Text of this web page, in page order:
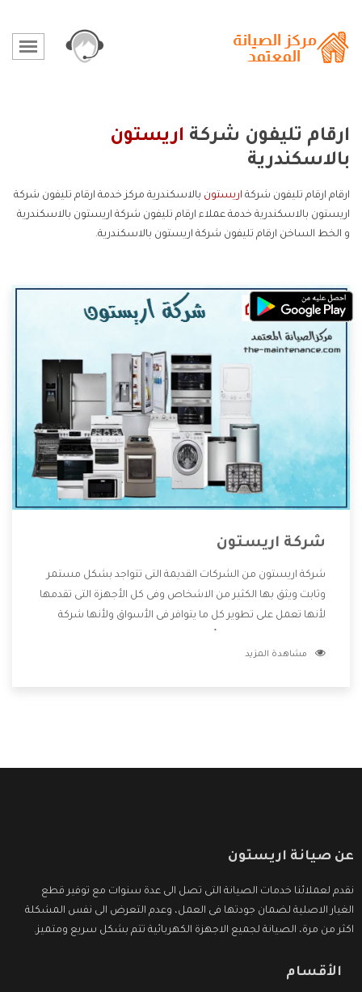
ارقام تليفون شركة اريستون
بالاسكندرية
ارقام ارقام تليفون شركة اريستون بالاسكندرية مركز خدمة ارقام تليفون شركة
اريستون بالاسكندرية خدمة عملاء ارقام تليفون شركة اريستون بالاسكندرية
و الخط الساخن ارقام تليفون شركة اريستون بالاسكندرية.
شركة اريستون
شركة اريستون من الشركات القديمة التى تتواجد بشكل مستمر
وثابت ويثق بها الكثير من الاشخاص وفى كل الأجهزة التى تقدمها
لأنها تعمل على تطوير كل ما يتوافر فى الأسواق ولأنها شركة
وتقدم للعملاء أقوى العروض والخصومات التى تسهل على
مشاهدة المزيد
عن صيانة اريستون
نقدم لعملائنا خدمات الصيانة التى تصل الى عدة سنوات مع توفير قطع
الغيار الاصلية لضمان جودتها فى العمل، وعدم التعرض الى نفس المشكلة
اكثر من مرة، الصيانة لجميع الاجهزة الكهربائية تتم بشكل سريع ومتميز.
الأقسام